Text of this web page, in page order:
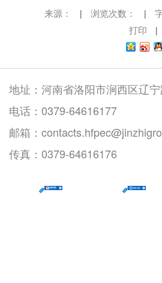
来源： | 浏览次数： |
打印 |
地址：河南省洛阳市涧西区辽
电话：0379-64616177
邮箱：
传真：0379-64616176